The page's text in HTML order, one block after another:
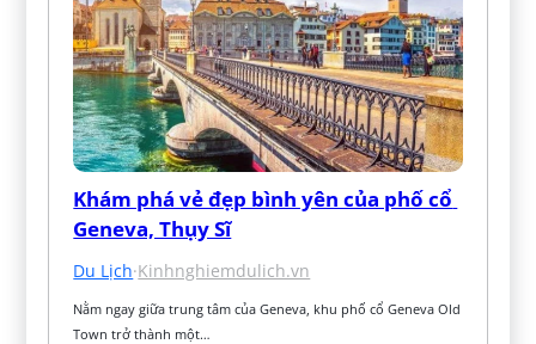
Khám phá vẻ đẹp bình yên của phố cổ
Geneva, Thụy Sĩ
Du Lịch·Kinhnghiemdulich.vn
Nằm ngay giữa trung tâm của Geneva, khu phố cổ Geneva Old
Town trở thành một…